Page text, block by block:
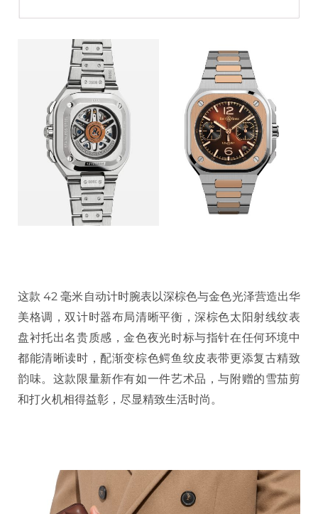
这款 42 毫米自动计时腕表以深棕色与金色光泽营造出华
美格调，双计时器布局清晰平衡，深棕色太阳射线纹表
盘衬托出名贵质感，金色夜光时标与指针在任何环境中
都能清晰读时，配渐变棕色鳄鱼纹皮表带更添复古精致
韵味。这款限量新作有如一件艺术品，与附赠的雪茄剪
和打火机相得益彰，尽显精致生活时尚。